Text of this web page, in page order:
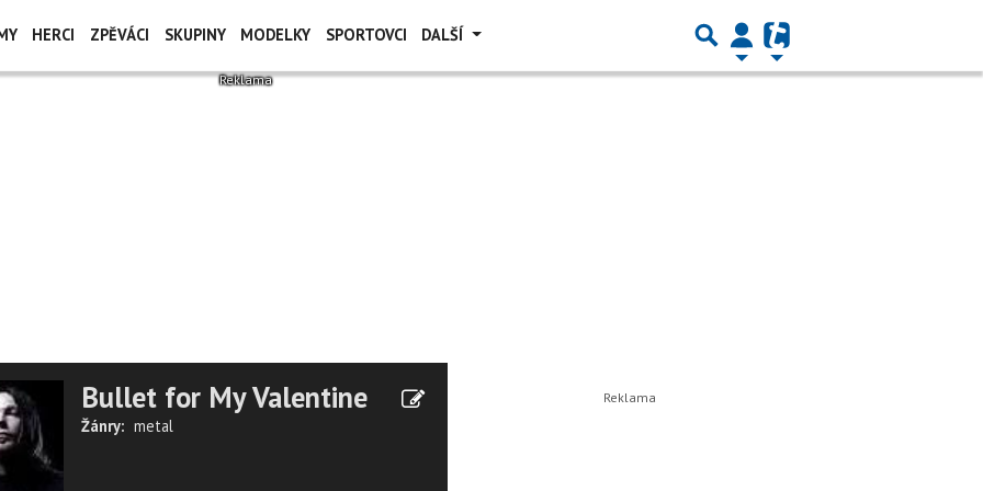
HERCI ZPĚVÁCI SKUPINY MODELKY SPORTOVCI DALŠÍ
Bullet for My Valentine
Žánry: metal